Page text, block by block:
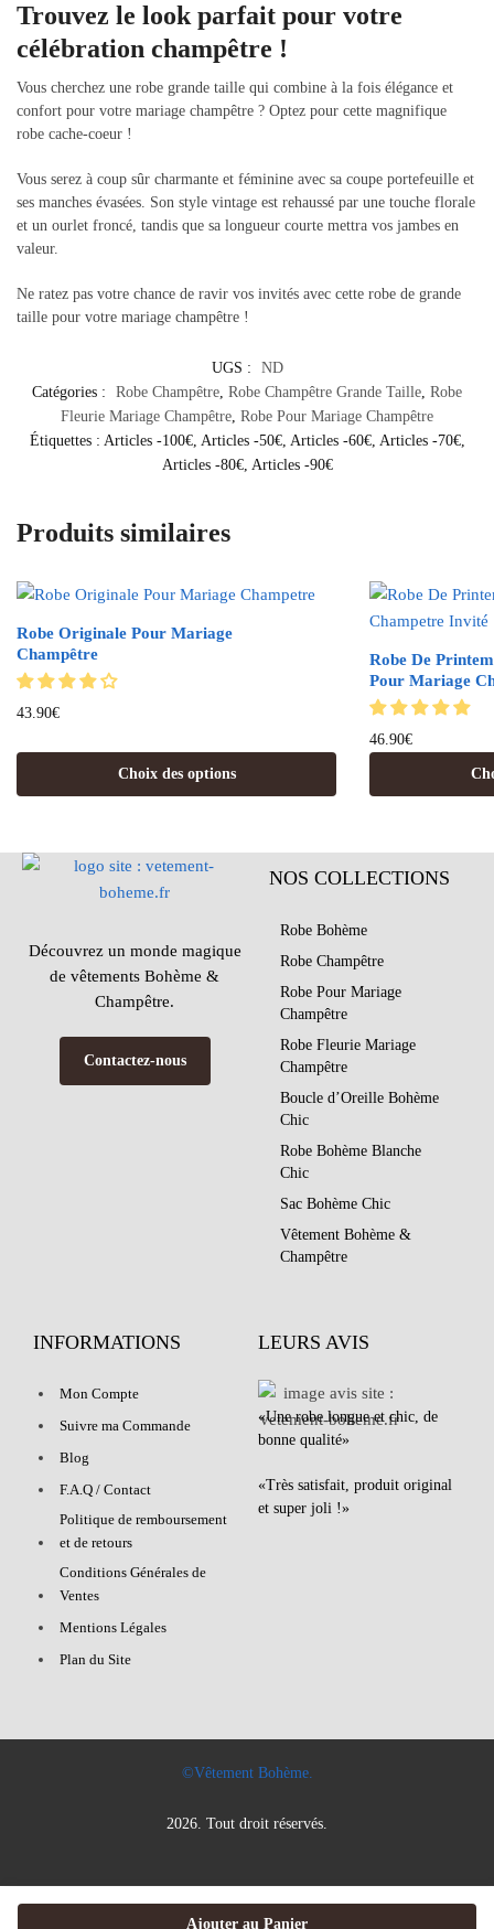
Trouvez le look parfait pour votre
célébration champêtre !
Vous cherchez une robe grande taille qui combine à la fois élégance et
confort pour votre mariage champêtre ? Optez pour cette magnifique
robe cache-coeur !
Vous serez à coup sûr charmante et féminine avec sa coupe portefeuille et
ses manches évasées. Son style vintage est rehaussé par une touche florale
et un ourlet froncé, tandis que sa longueur courte mettra vos jambes en
valeur.
Ne ratez pas votre chance de ravir vos invités avec cette robe de grande
taille pour votre mariage champêtre !
Ajouter au Panier
UGS :
ND
Catégories :
Robe Champêtre Robe Champêtre Grande Taille Robe
Fleurie Mariage Champêtre Robe Pour Mariage Champêtre
Étiquettes : Articles -100€, Articles -50€, Articles -60€, Articles -70€,
Articles -80€, Articles -90€
Produits similaires
Robe Originale Pour Mariage
Champêtre
43.90€
Choix des options
Robe De
Pour Mariage
46.90€
Découvrez un monde magique
de vêtements Bohème &
Champêtre.
Contactez-nous
NOS COLLECTIONS
Robe Bohème
Robe Champêtre
Robe Pour Mariage
Champêtre
Robe Fleurie Mariage
Champêtre
Boucle d’Oreille Bohème
Chic
Robe Bohème Blanche
Chic
Sac Bohème Chic
Vêtement Bohème &
Champêtre
INFORMATIONS
Mon Compte
Suivre ma Commande
Blog
F.A.Q / Contact
Politique de remboursement
et de retours
Conditions Générales de
Ventes
Mentions Légales
Plan du Site
LEURS AVIS
«Une robe longue et chic, de
bonne qualité»
«Très satisfait, produit original
et super joli !»
©Vêtement Bohème.
2026. Tout droit réservés.